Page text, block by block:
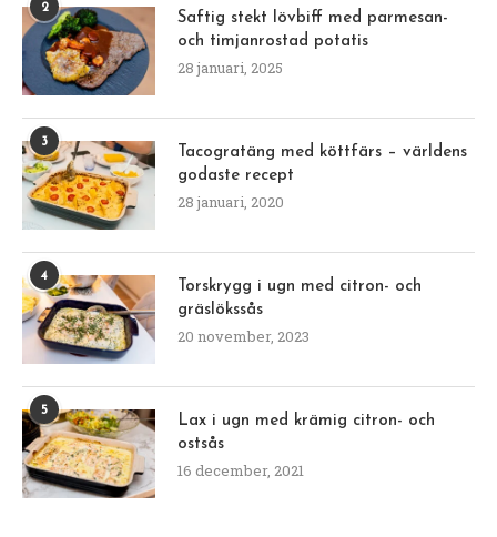
2
Saftig stekt lövbiff med parmesan-
och timjanrostad potatis
28 januari, 2025
3
Tacogratäng med köttfärs – världens
godaste recept
28 januari, 2020
4
Torskrygg i ugn med citron- och
gräslökssås
20 november, 2023
5
Lax i ugn med krämig citron- och
ostsås
16 december, 2021